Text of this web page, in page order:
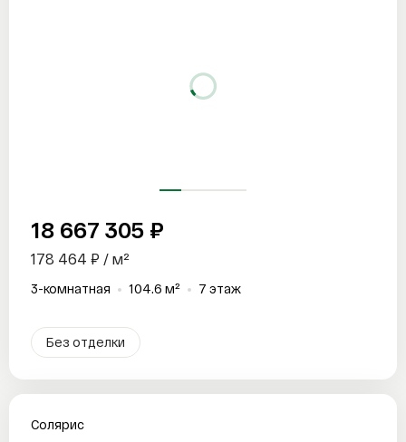
Ваше имя
Телефон
Ваше имя
Телефон
Email
Ваше имя
Телефон
Email
Ваше имя
Телефон
Email
Ваше имя
Владивосток Новосибирск
18 667 305 ₽
178 464 ₽ / м²
3-комнатная 104.6 м² 7 этаж
Без отделки
Солярис